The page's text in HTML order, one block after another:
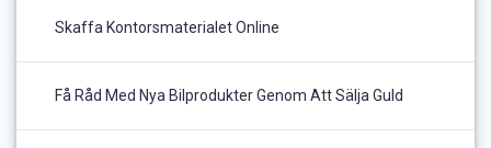
Skaffa Kontorsmaterialet Online
Få Råd Med Nya Bilprodukter Genom Att Sälja Guld